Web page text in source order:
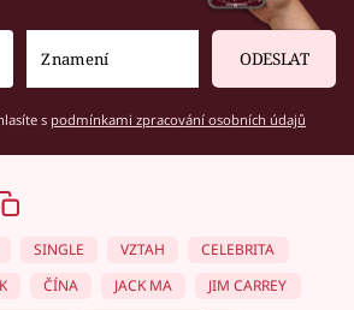
ODESLAT
s podmínkami zpracování osobních údajů
SINGLE VZTAH
CELEBRITA
ČÍNA JACK MA
JIM CARREY